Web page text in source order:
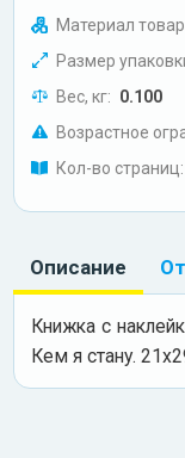
Материал
Размер
Вес, кг: 0.100
Возрастное
Кол-во страниц:
Описание
Книжка с
Кем я стану.